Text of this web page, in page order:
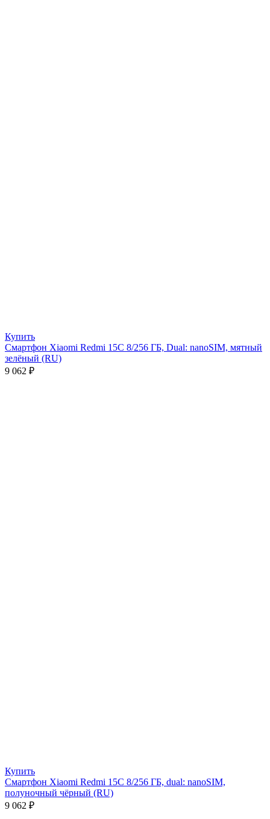
Купить
Смартфон Xiaomi Redmi 15C 8/256 ГБ, Dual: nanoSIM, мятный
зелёный (RU)
9 062 ₽
Купить
Смартфон Xiaomi Redmi 15C 8/256 ГБ, dual: nanoSIM,
полуночный чёрный (RU)
9 062 ₽